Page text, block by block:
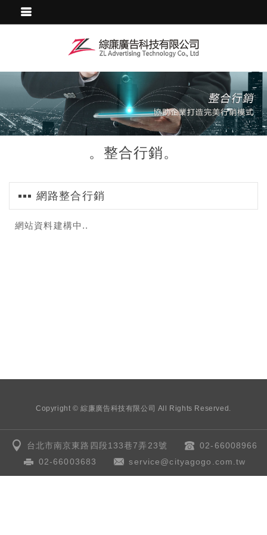
。整合行銷。
網路整合行銷
網站資料建構中..
Copyright © 綜廉廣告科技有限公司 All Rights Reserved.
台北市南京東路四段133巷7弄23號
02-66008966
02-66003683
service@cityagogo.com.tw